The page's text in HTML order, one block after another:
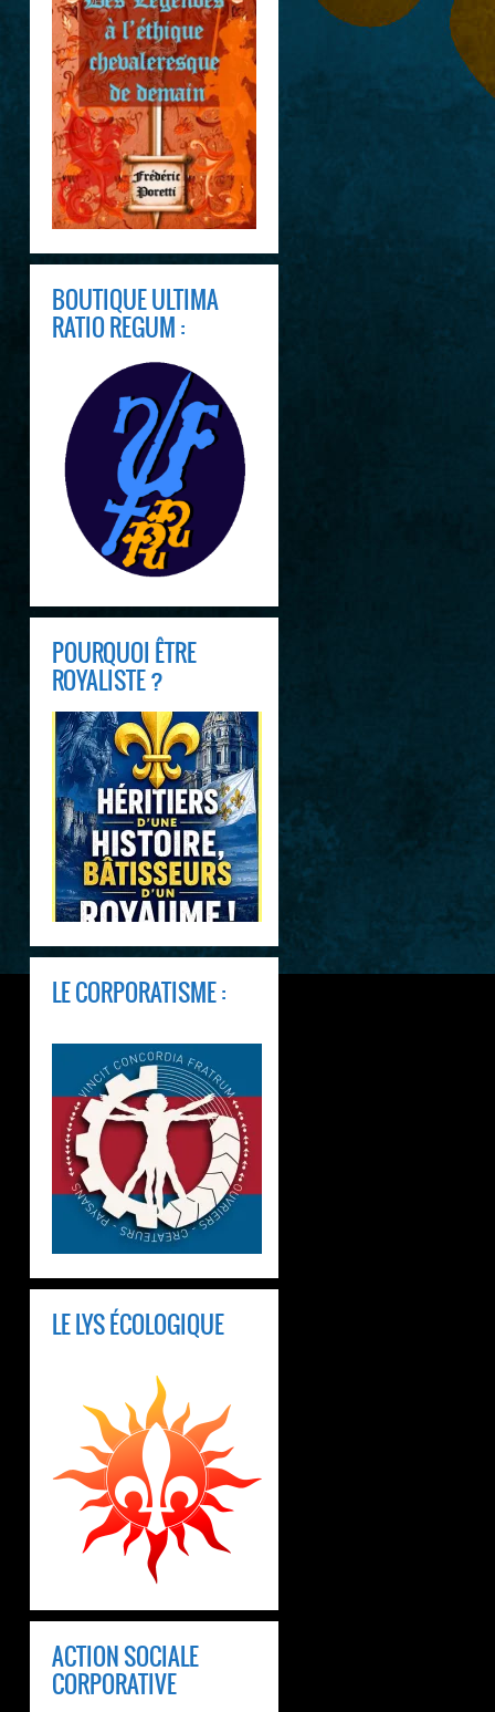
BOUTIQUE ULTIMA
RATIO REGUM :
POURQUOI ÊTRE
ROYALISTE ?
LE CORPORATISME :
LE LYS ÉCOLOGIQUE
ACTION SOCIALE
CORPORATIVE